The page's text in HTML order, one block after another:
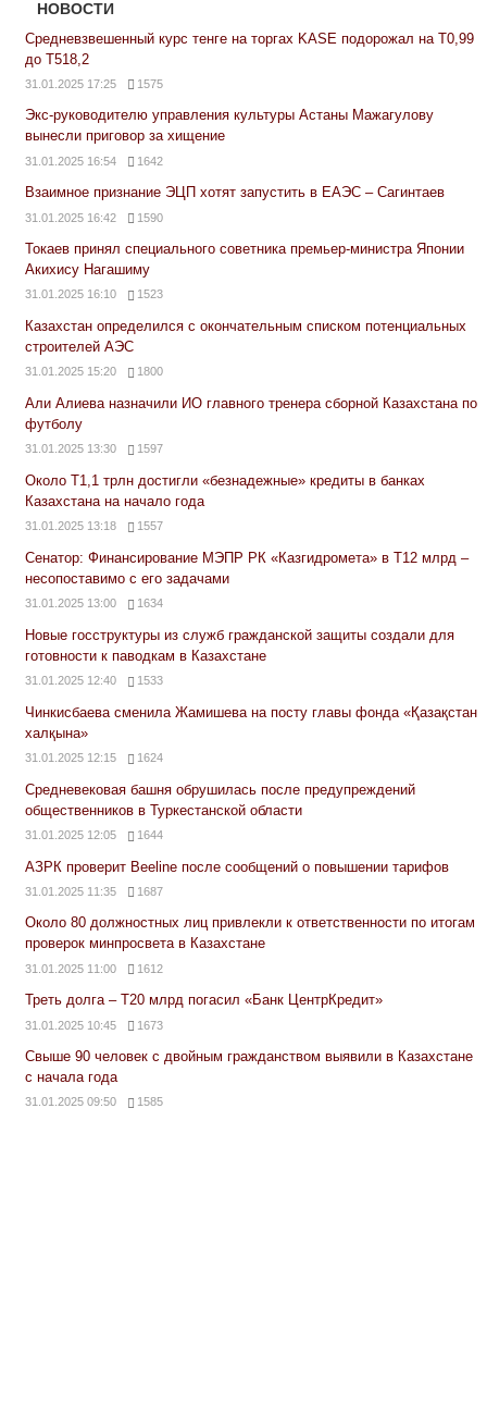
НОВОСТИ
Средневзвешенный курс тенге на торгах KASE подорожал на Т0,99
до Т518,2
31.01.2025 17:25 1575
Экс-руководителю управления культуры Астаны Мажагулову
вынесли приговор за хищение
31.01.2025 16:54 1642
Взаимное признание ЭЦП хотят запустить в ЕАЭС – Сагинтаев
31.01.2025 16:42 1590
Токаев принял специального советника премьер-министра Японии
Акихису Нагашиму
31.01.2025 16:10 1523
Казахстан определился с окончательным списком потенциальных
строителей АЭС
31.01.2025 15:20 1800
Али Алиева назначили ИО главного тренера сборной Казахстана по
футболу
31.01.2025 13:30 1597
Около Т1,1 трлн достигли «безнадежные» кредиты в банках
Казахстана на начало года
31.01.2025 13:18 1557
Сенатор: Финансирование МЭПР РК «Казгидромета» в Т12 млрд –
несопоставимо с его задачами
31.01.2025 13:00 1634
Новые госструктуры из служб гражданской защиты создали для
готовности к паводкам в Казахстане
31.01.2025 12:40 1533
Чинкисбаева сменила Жамишева на посту главы фонда «Қазақстан
халқына»
31.01.2025 12:15 1624
Средневековая башня обрушилась после предупреждений
общественников в Туркестанской области
31.01.2025 12:05 1644
АЗРК проверит Beeline после сообщений о повышении тарифов
31.01.2025 11:35 1687
Около 80 должностных лиц привлекли к ответственности по итогам
проверок минпросвета в Казахстане
31.01.2025 11:00 1612
Треть долга – Т20 млрд погасил «Банк ЦентрКредит»
31.01.2025 10:45 1673
Свыше 90 человек с двойным гражданством выявили в Казахстане
с начала года
31.01.2025 09:50 1585